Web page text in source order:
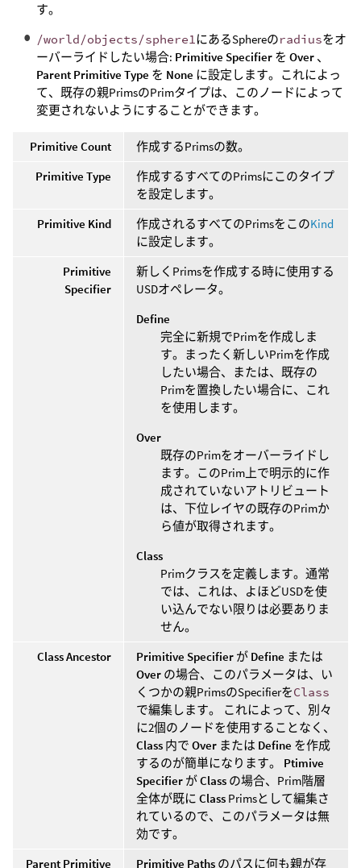
す。
/world/objects/sphere1 にあるSphereのradiusをオ
ーバーライドしたい場合: Primitive Specifier を Over 、
Parent Primitive Type を None に設定します。これによっ
て、既存の親PrimsのPrimタイプは、このノードによって
変更されないようにすることができます。
Primitive Count
作成するPrimsの数。
Primitive Type
作成するすべてのPrimsにこのタイプ
を設定します。
Primitive Kind
作成されるすべてのPrimsをこのKind
に設定します。
Primitive
Specifier
新しくPrimsを作成する時に使用する
USDオペレータ。
Define
完全に新規でPrimを作成しま
す。まったく新しいPrimを作成
したい場合、または、既存の
Primを置換したい場合に、これ
を使用します。
Over
既存のPrimをオーバーライドし
ます。このPrim上で明示的に作
成されていないアトリビュート
は、下位レイヤの既存のPrimか
ら値が取得されます。
Class
Primクラスを定義します。通常
では、これは、よほどUSDを使
い込んでない限りは必要ありま
せん。
Class Ancestor
Primitive Specifier が Define または
Over の場合、このパラメータは、い
くつかの親PrimsのSpecifierをClass
で編集します。 これによって、別々
に2個のノードを使用することなく、
Class 内で Over または Define を作成
するのが簡単になります。 Ptimive
Specifier がClass の場合、Prim階層
全体が既に Class Primsとして編集さ
れているので、このパラメータは無
効です。
Parent Primitive
Primitive Paths のパスに何も親が存